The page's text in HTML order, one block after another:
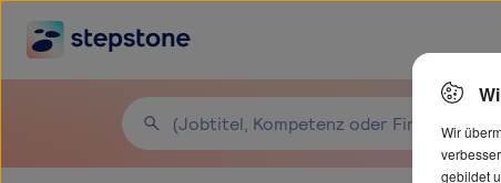
Wir
gebildet